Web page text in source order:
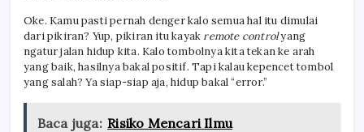
Oke. Kamu pasti pernah denger kalo semua hal itu dimulai
dari pikiran? Yup, pikiran itu kayakremote controlyang
ngatur jalan hidup kita. Kalo tombolnya kita tekan ke arah
yang baik, hasilnya bakal positif. Tapi kalau kepencet tombol
yang salah? Ya siap-siap aja, hidup bakal “error.”
Baca juga: Risiko Mencari Ilmu